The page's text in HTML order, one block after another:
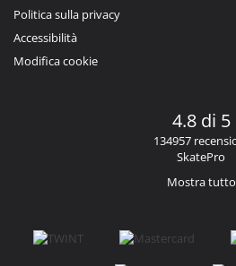
Politica sulla privacy
Accessibilità
Modifica cookie
4.8 di 5
134957
SkatePro
Mostra tutto